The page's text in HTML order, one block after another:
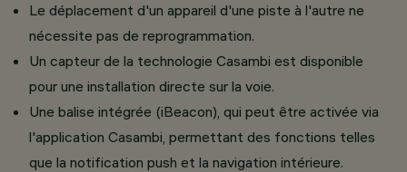
Le déplacement d'un appareil d'une piste à l'autre ne
nécessite pas de reprogrammation.
Un capteur de la technologie Casambi est disponible
pour une installation directe sur la voie.
Une balise intégrée (iBeacon), qui peut être activée via
l'application Casambi, permettant des fonctions telles
que la notification push et la navigation intérieure.